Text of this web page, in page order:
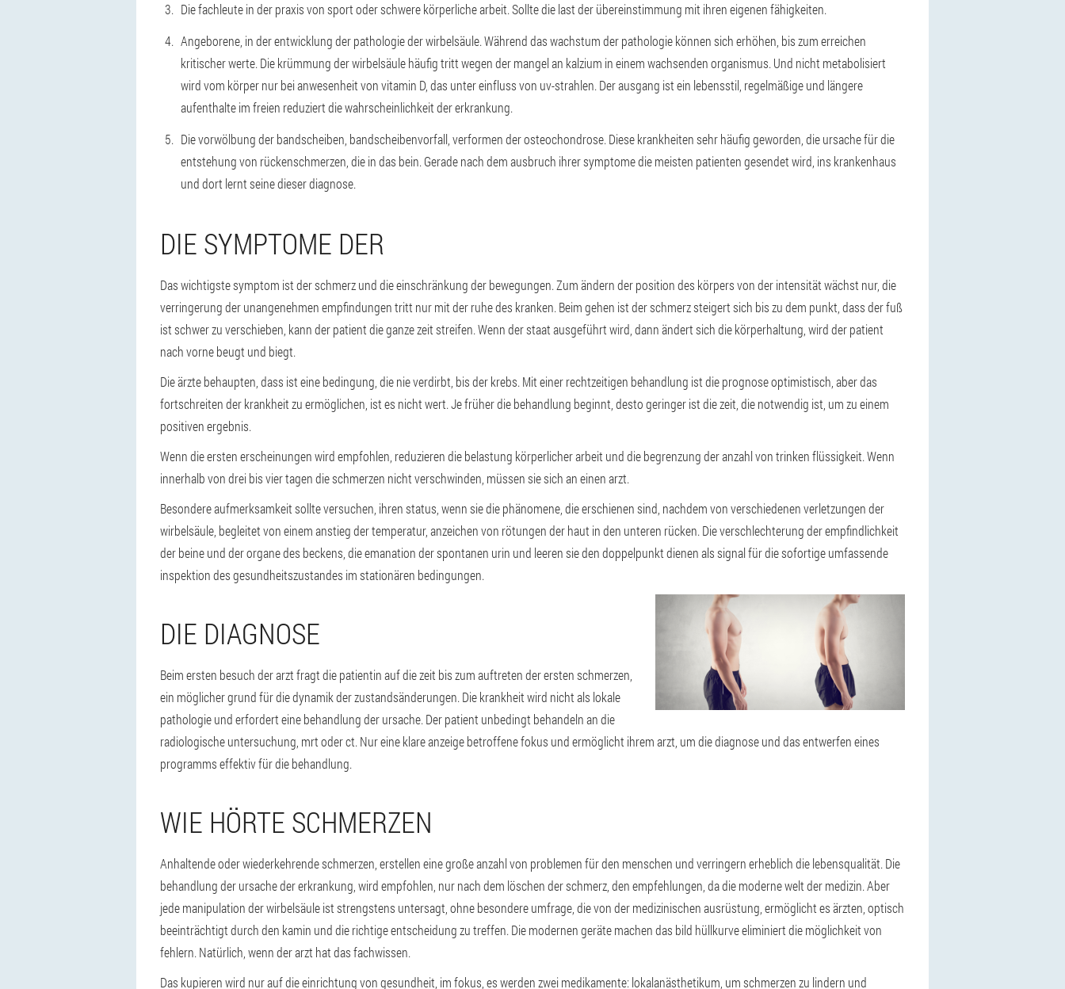
Die fachleute in der praxis von sport oder schwere körperliche arbeit. Sollte die last der übereinstimmung mit ihren eigenen fähigkeiten.
Angeborene, in der entwicklung der pathologie der wirbelsäule.Während das wachstum der pathologie können sich erhöhen, bis zum erreichen
kritischer werte. Die krümmung der wirbelsäule häufig tritt wegen der mangel an kalzium in einem wachsenden organismus. Und nicht metabolisiert
wird vom körper nur bei anwesenheit von vitamin D, das unter einfluss von uv-strahlen. Der ausgang ist ein lebensstil, regelmäßige und längere
aufenthalte im freien reduziert die wahrscheinlichkeit der erkrankung.
Die vorwölbung der bandscheiben, bandscheibenvorfall, verformen der osteochondrose. Diese krankheiten sehr häufig geworden, die ursache für die
entstehung von rückenschmerzen, die in das bein. Gerade nach dem ausbruch ihrer symptome die meisten patienten gesendet wird, ins krankenhaus
und dort lernt seine dieser diagnose.
DIE SYMPTOME DER
Das wichtigste symptom ist der schmerz und die einschränkung der bewegungen. Zum ändern der position des körpers von der intensität wächst nur, die
verringerung der unangenehmen empfindungen tritt nur mit der ruhe des kranken. Beim gehen ist der schmerz steigert sich bis zu dem punkt, dass der fuß
ist schwer zu verschieben, kann der patient die ganze zeit streifen. Wenn der staat ausgeführt wird, dann ändert sich die körperhaltung, wird der patient
nach vorne beugt und biegt.
Die ärzte behaupten, dass ist eine bedingung, die nie verdirbt, bis der krebs. Mit einer rechtzeitigen behandlung ist die prognose optimistisch, aber das
fortschreiten der krankheit zu ermöglichen, ist es nicht wert. Je früher die behandlung beginnt, desto geringer ist die zeit, die notwendig ist, um zu einem
positiven ergebnis.
Wenn die ersten erscheinungen wird empfohlen, reduzieren die belastung körperlicher arbeit und die begrenzung der anzahl von trinken flüssigkeit. Wenn
innerhalb von drei bis vier tagen die schmerzen nicht verschwinden, müssen sie sich an einen arzt.
Besondere aufmerksamkeit sollte versuchen, ihren status, wenn sie die phänomene, die erschienen sind, nachdem von verschiedenen verletzungen der
wirbelsäule, begleitet von einem anstieg der temperatur, anzeichen von rötungen der haut in den unteren rücken. Die verschlechterung der empfindlichkeit
der beine und der organe des beckens, die emanation der spontanen urin und leeren sie den doppelpunkt dienen als signal für die sofortige umfassende
inspektion des gesundheitszustandes im stationären bedingungen.
DIE DIAGNOSE
Beim ersten besuch der arzt fragt die patientin auf die zeit bis zum auftreten der ersten schmerzen,
ein möglicher grund für die dynamik der zustandsänderungen. Die krankheit wird nicht als lokale
pathologie und erfordert eine behandlung der ursache. Der patient unbedingt behandeln an die
radiologische untersuchung, mrt oder ct. Nur eine klare anzeige betroffene fokus und ermöglicht ihrem arzt, um die diagnose und das entwerfen eines
programms effektiv für die behandlung.
WIE HÖRTE SCHMERZEN
Anhaltende oder wiederkehrende schmerzen, erstellen eine große anzahl von problemen für den menschen und verringern erheblich die lebensqualität. Die
behandlung der ursache der erkrankung, wird empfohlen, nur nach dem löschen der schmerz, den empfehlungen, da die moderne welt der medizin. Aber
jede manipulation der wirbelsäule ist strengstens untersagt, ohne besondere umfrage, die von der medizinischen ausrüstung, ermöglicht es ärzten, optisch
beeinträchtigt durch den kamin und die richtige entscheidung zu treffen. Die modernen geräte machen das bild hüllkurve eliminiert die möglichkeit von
fehlern. Natürlich, wenn der arzt hat das fachwissen.
Das kupieren wird nur auf die einrichtung von gesundheit, im fokus, es werden zwei medikamente: lokalanästhetikum, um schmerzen zu lindern und